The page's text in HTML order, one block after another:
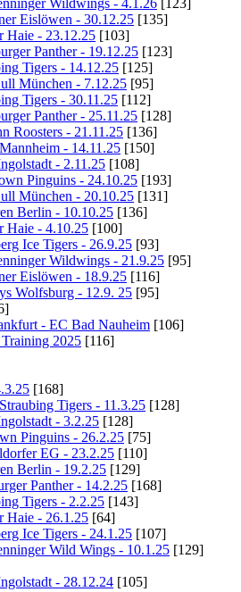
Wildwings - 4.1.26 [123]
Eislöwen - 30.12.25 [135]
Haie - 23.12.25 [103]
Panther - 19.12.25 [123]
Tigers - 14.12.25 [125]
München - 7.12.25 [95]
Tigers - 30.11.25 [112]
Panther - 25.11.25 [128]
Roosters - 21.11.25 [136]
- 14.11.25 [150]
- 2.11.25 [108]
Pinguins - 24.10.25 [193]
München - 20.10.25 [131]
Berlin - 10.10.25 [136]
Haie - 4.10.25 [100]
Ice Tigers - 26.9.25 [93]
Wildwings - 21.9.25 [95]
Eislöwen - 18.9.25 [116]
Wolfsburg - 12.9. 25 [95]
- EC Bad Nauheim [106]
2025 [116]
[168]
Tigers - 11.3.25 [128]
- 3.2.25 [128]
Pinguins - 26.2.25 [75]
EG - 23.2.25 [110]
Berlin - 19.2.25 [129]
Panther - 14.2.25 [168]
Tigers - 2.2.25 [143]
Haie - 26.1.25 [64]
Ice Tigers - 24.1.25 [107]
Wild Wings - 10.1.25 [129]
- 28.12.24 [105]